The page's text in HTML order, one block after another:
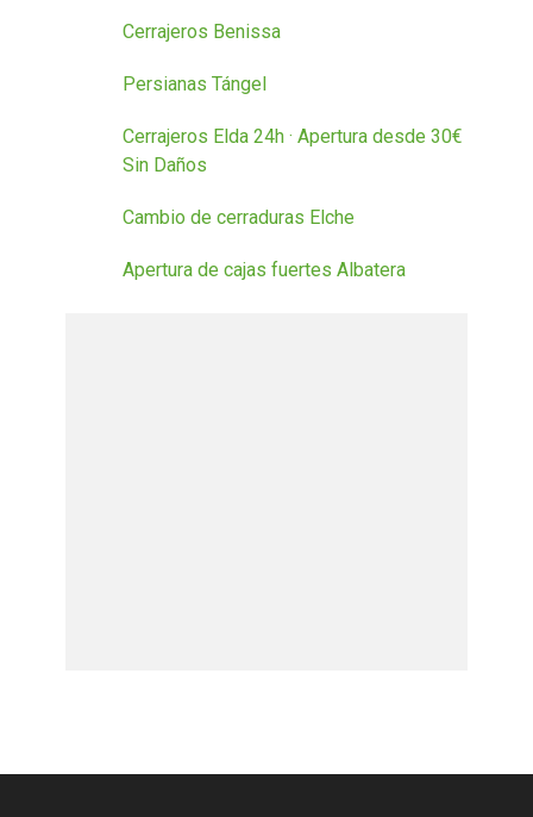
Cerrajeros Benissa
Persianas Tángel
Cerrajeros Elda 24h · Apertura desde 30€
Sin Daños
Cambio de cerraduras Elche
Apertura de cajas fuertes Albatera